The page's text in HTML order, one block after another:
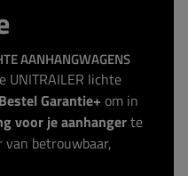
AANHANGWAGENS
UNITRAILER lichte
Garantie+ om in
voor je aanhangerte
betrouwbaar,